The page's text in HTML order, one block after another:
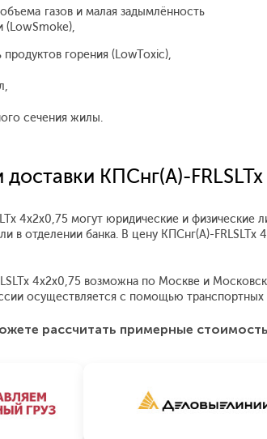
газов и малая задымлённость
(LowSmoke),
продуктов горения (LowToxic),
сечения жилы.
КПСнг(А)-
4x2x0,75 могут юридические и
в отделении банка. В цену КПСнг(А)-
4x2x0,75 возможна по Москве и
осуществляется с помощью
рассчитать примерные